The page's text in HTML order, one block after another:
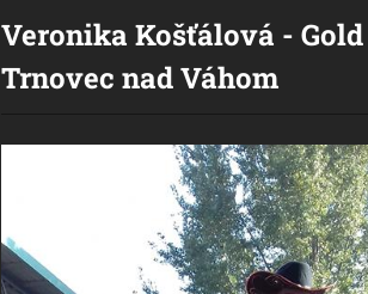
Veronika Košťálová -
Trnovec nad Váhom